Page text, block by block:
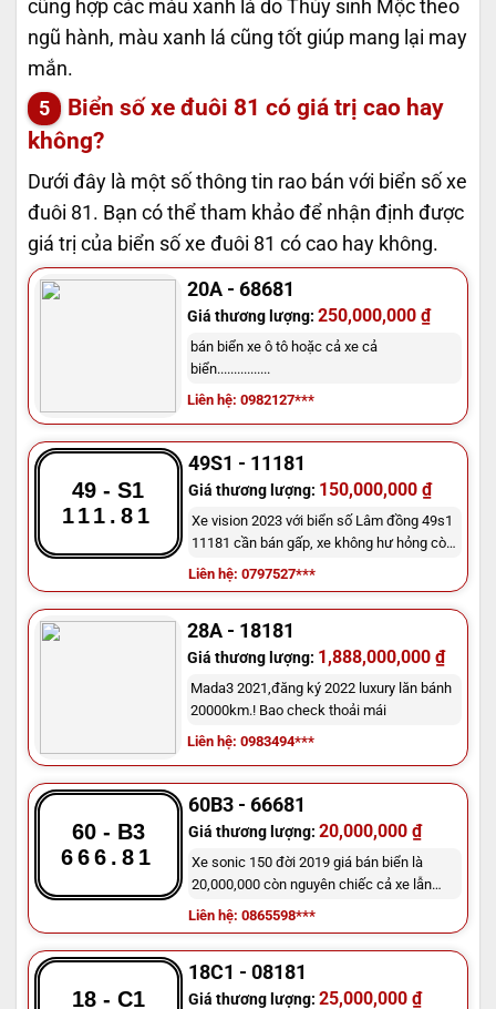
cũng hợp các màu xanh lá do Thủy sinh Mộc theo
ngũ hành, màu xanh lá cũng tốt giúp mang lại may
mắn.
Biển số xe đuôi 81 có giá trị cao hay
không?
Dưới đây là một số thông tin rao bán với biển số xe
đuôi 81. Bạn có thể tham khảo để nhận định được
giá trị của biển số xe đuôi 81 có cao hay không.
20A - 68681
Giá thương lượng:250,000,000 ₫
bán biển xe ô tô hoặc cả xe cả
biển................
Liên hệ: 0982127***
49 - S1
111.81
49S1 - 11181
Giá thương lượng: 150,000,000 ₫
Xe vision 2023 với biển số Lâm đồng 49s1
11181 cần bán gấp, xe không hư hỏng còn
mới vs giá 150tr
Liên hệ: 0797527***
28A - 18181
Giá thương lượng: 1,888,000,000 ₫
Mada3 2021,đăng ký 2022 luxury lăn bánh
20000km.! Bao check thoải mái
Liên hệ: 0983494***
60 - B3
666.81
60B3 - 66681
Giá thương lượng: 20,000,000 ₫
Xe sonic 150 đời 2019 giá bán biển là
20,000,000 còn nguyên chiếc cả xe lẫn
biển là 50,000,000
Liên hệ: 0865598***
18 - C1
18C1 - 08181
Giá thương lượng: 25,000,000 ₫